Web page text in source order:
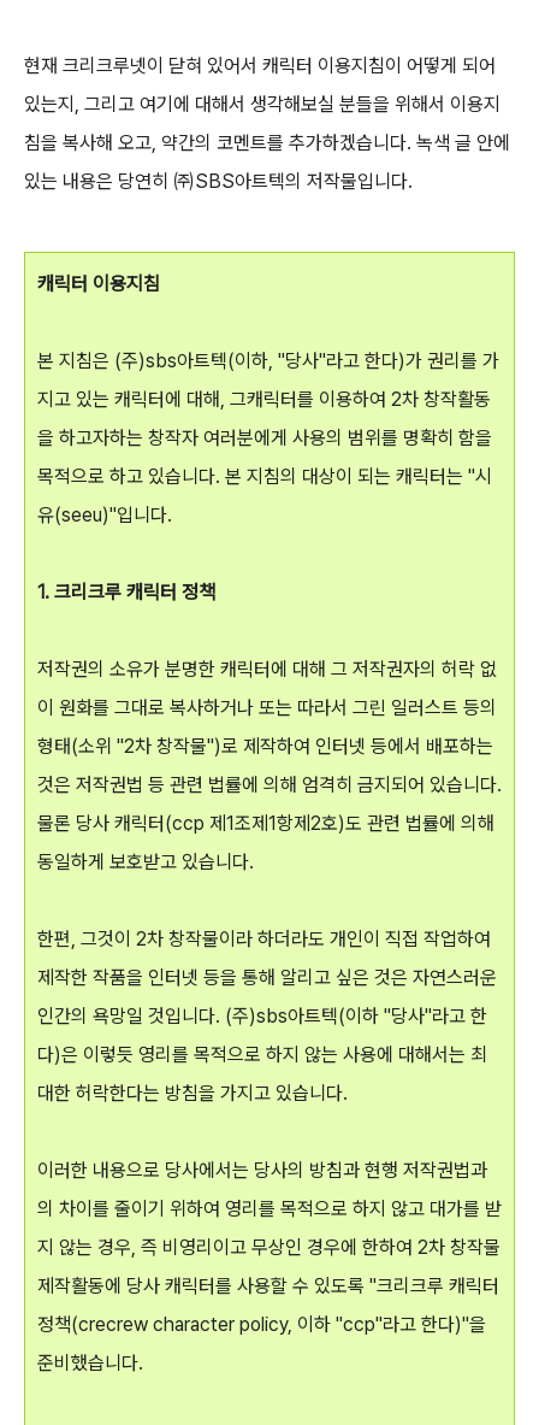
현재 크리크루넷이 닫혀 있어서 캐릭터 이용지침이 어떻게 되어
있는지, 그리고 여기에 대해서 생각해보실 분들을 위해서 이용지
침을 복사해 오고, 약간의 코멘트를 추가하겠습니다. 녹색 글 안에
있는 내용은 당연히 ㈜SBS아트텍의 저작물입니다.
캐릭터 이용지침
본 지침은 (주)sbs아트텍(이하, "당사"라고 한다)가 권리를 가
지고 있는 캐릭터에 대해, 그캐릭터를 이용하여 2차 창작활동
을 하고자하는 창작자 여러분에게 사용의 범위를 명확히 함을
목적으로 하고 있습니다. 본 지침의 대상이 되는 캐릭터는 "시
유(seeu)"입니다.
1. 크리크루 캐릭터 정책
저작권의 소유가 분명한 캐릭터에 대해 그 저작권자의 허락 없
이 원화를 그대로 복사하거나 또는 따라서 그린 일러스트 등의
형태(소위 "2차 창작물")로 제작하여 인터넷 등에서 배포하는
것은 저작권법 등 관련 법률에 의해 엄격히 금지되어 있습니다.
물론 당사 캐릭터(ccp 제1조제1항제2호)도 관련 법률에 의해
동일하게 보호받고 있습니다.
한편, 그것이 2차 창작물이라 하더라도 개인이 직접 작업하여
제작한 작품을 인터넷 등을 통해 알리고 싶은 것은 자연스러운
인간의 욕망일 것입니다. (주)sbs아트텍(이하 "당사"라고 한
다)은 이렇듯 영리를 목적으로 하지 않는 사용에 대해서는 최
대한 허락한다는 방침을 가지고 있습니다.
이러한 내용으로 당사에서는 당사의 방침과 현행 저작권법과
의 차이를 줄이기 위하여 영리를 목적으로 하지 않고 대가를 받
지 않는 경우, 즉 비영리이고 무상인 경우에 한하여 2차 창작물
제작활동에 당사 캐릭터를 사용할 수 있도록 "크리크루 캐릭터
정책(crecrew character policy, 이하 "ccp"라고 한다)"을
준비했습니다.